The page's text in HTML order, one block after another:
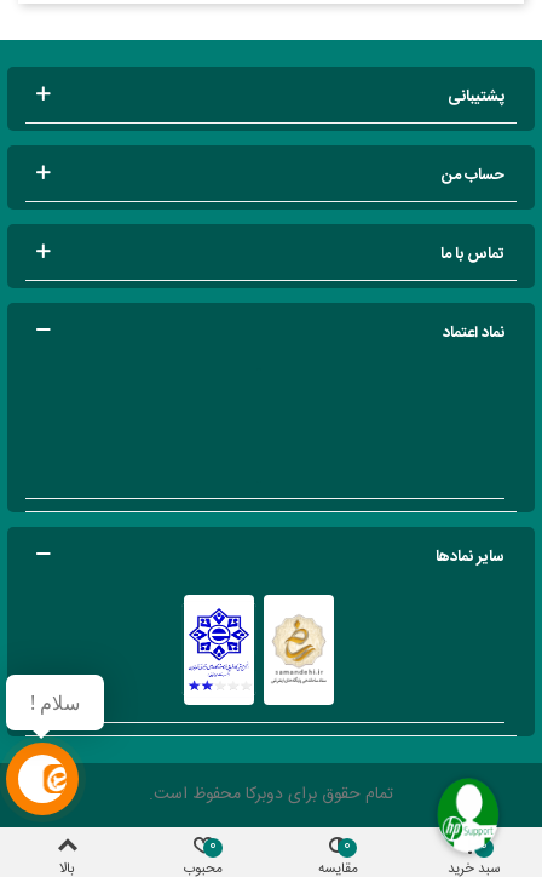
پشتیبانی
حساب من
تماس با ما
نماد اعتماد
سایر نمادها
تمام حقوق برای دوبرکا محفوظ است.
سبد خرید
0
مقایسه
0
محبوب
0
بالا
سلام !